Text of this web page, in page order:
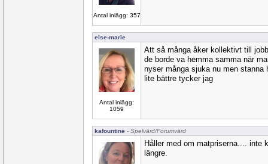
Antal inlägg: 357
else-marie
Antal inlägg:
1059
Att så många åker kollektivt till
de borde va hemma samma när
nyser många sjuka nu men stanna
lite bättre tycker jag
kafountine - Spelvärd/Forumvärd
Håller med om matpriserna.... inte
längre.